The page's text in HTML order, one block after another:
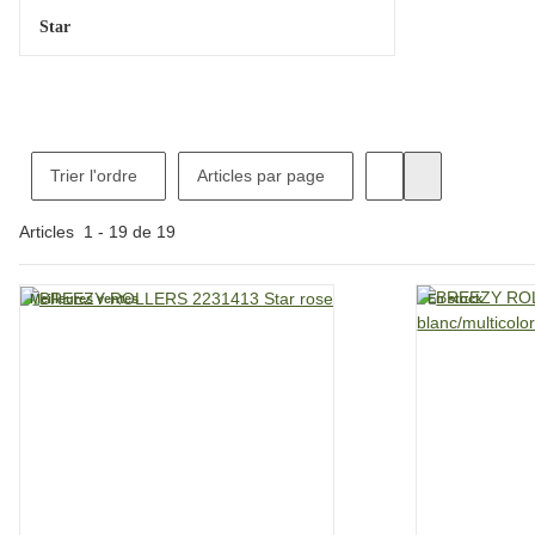
Star
Trier l'ordre Articles par page
Articles 1 - 19 de 19
Meilleures ventes En stock